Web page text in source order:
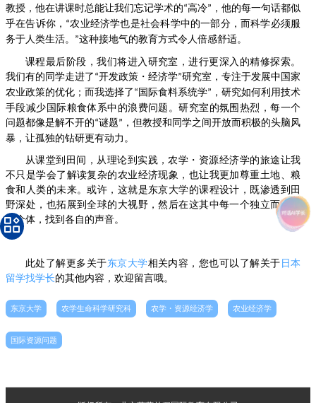
教授，他在讲课时总能让我们忘记学术的“高冷” ，他的每一句话都似
乎在告诉你， “农业经济学也是社会科学中的一部分，而科学必须服
务于人类生活。 ”这种接地气的教育方式令人倍感舒适。
课程最后阶段，我们将进入研究室，进行更深入的精修探索。
我们有的同学走进了 “开发政策・经济学”研究室，专注于发展中国家
农业政策的优化；而我选择了 “ 国际食料系统学” ，研究如何利用技术
手段减少国际粮食体系中的浪费问题。研究室的氛围热烈，每一个
问题都像是解不开的“谜题” ，但教授和同学之间开放而积极的头脑风
暴，让孤独的钻研更有动力。
从课堂到田间，从理论到实践，农学・资源经济学的旅途让我
不只是学会了解读复杂的农业经济现象，也让我更加尊重土地、粮
食和人类的未来。或许，这就是东京大学的课程设计，既渗透到田
野深处，也拓展到全球的大视野，然后在这其中每一个独立而努力
的个体，找到各自的声音。
此处了解更多关于东京大学相关内容，您也可以了解关于 日本
留学找学长的其他内容，欢迎留言哦。
东京大学 农学生命科学研究科 农学・资源经济学 农业经济学
国际资源问题